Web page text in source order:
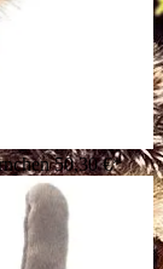
50,30 €*